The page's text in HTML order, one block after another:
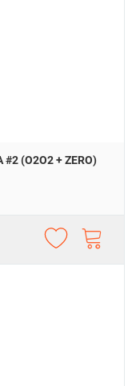
(O2O2 + ZERO)